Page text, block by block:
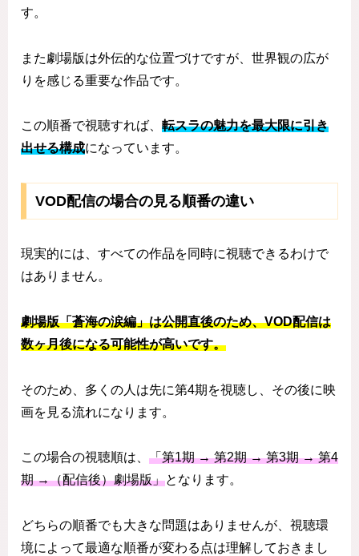
す。
また劇場版は外伝的な位置づけですが、世界観の広が
りを感じる重要な作品です。
この順番で視聴すれば、 転スラの魅力を最大限に引き
出せる構成になっています。
VOD配信の場合の見る順番の違い
現実的には、すべての作品を同時に視聴できるわけで
はありません。
劇場版「蒼海の涙編」は公開直後のため、VOD配信は
数ヶ月後になる可能性が高いです。
そのため、多くの人は先に第4期を視聴し、その後に映
画を見る流れになります。
この場合の視聴順は、 「第1期 → 第2期 → 第3期 → 第4
期 →（配信後）劇場版」となります。
どちらの順番でも大きな問題はありませんが、視聴環
境によって最適な順番が変わる点は理解しておきまし